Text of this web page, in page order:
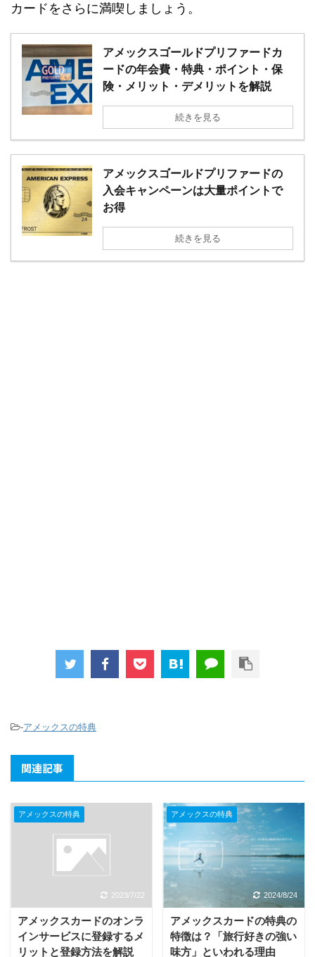
カードをさらに満喫しましょう。
アメックスゴールドプリファードカ
ードの年会費・特典・ポイント・保
険・メリット・デメリットを解説
続きを見る
アメックスゴールドプリファードの
入会キャンペーンは大量ポイントで
お得
続きを見る
-アメックスの特典
関連記事
アメックスの特典
2023/7/22
アメックスカードのオンラ
インサービスに登録するメ
リットと登録方法を解説
アメックスの特典
2024/8/24
アメックスカードの特典の
特徴は？「旅行好きの強い
味方」といわれる理由